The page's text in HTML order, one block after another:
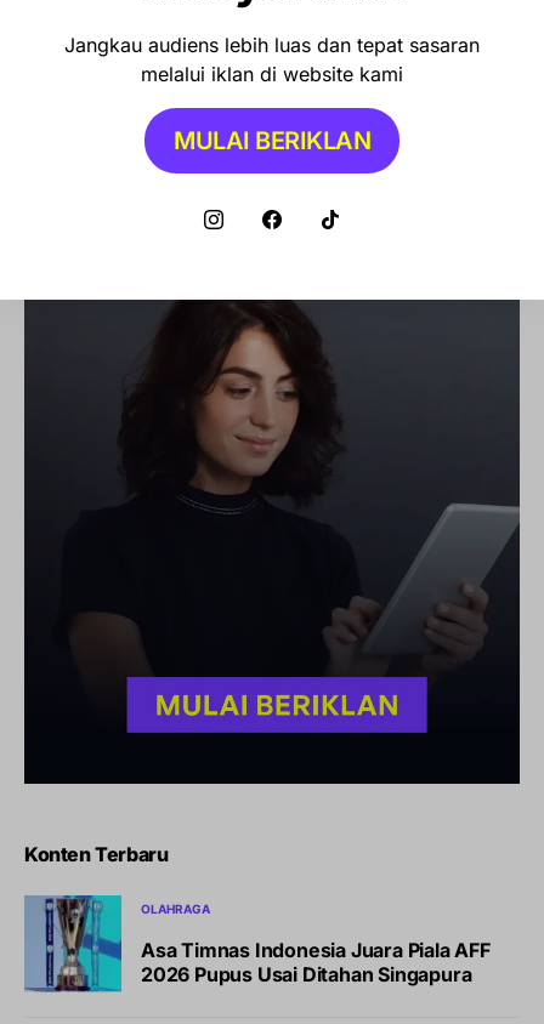
Konten Terbaru
OLAHRAGA
Asa Timnas Indonesia Juara Piala AFF
2026 Pupus Usai Ditahan Singapura
Jangkau audiens lebih luas dan tepat sasaran
melalui iklan di website kami
MULAI BERIKLAN